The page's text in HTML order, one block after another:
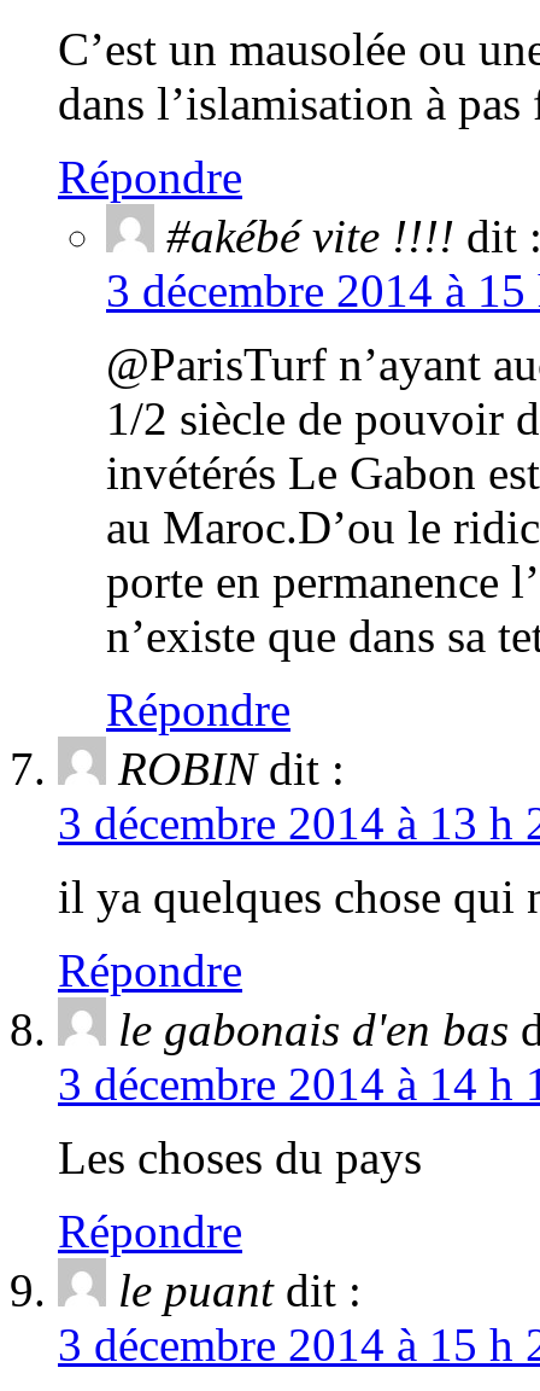
C’est un mausolée ou
dans l’islamisation à
Répondre
#akébé vite !!!! dit
3 décembre 2014 à
@ParisTurf n’ayant
1/2 siècle de pouvoir
invétérés Le Gabon
au Maroc.D’ou le
porte en permanence
n’existe que dans sa
Répondre
ROBIN dit :
3 décembre 2014 à 13
il ya quelques chose qui
Répondre
le gabonais d'en bas
3 décembre 2014 à 14
Les choses du pays
Répondre
le puant dit :
3 décembre 2014 à 15